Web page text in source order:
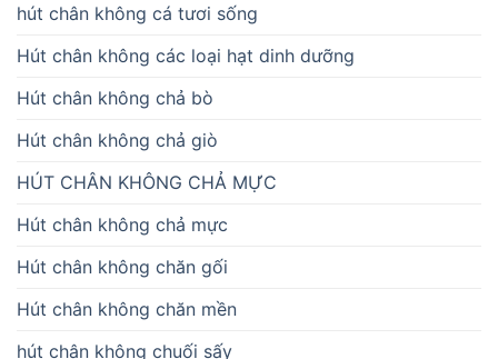
hút chân không cá tươi sống
Hút chân không các loại hạt dinh dưỡng
Hút chân không chả bò
Hút chân không chả giò
HÚT CHÂN KHÔNG CHẢ MỰC
Hút chân không chả mực
Hút chân không chăn gối
Hút chân không chăn mền
hút chân không chuối sấy